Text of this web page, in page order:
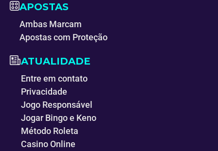
APOSTAS
Ambas Marcam
Apostas com Proteção
ATUALIDADE
Entre em contato
Privacidade
Jogo Responsável
Jogar Bingo e Keno
Método Roleta
Casino Online